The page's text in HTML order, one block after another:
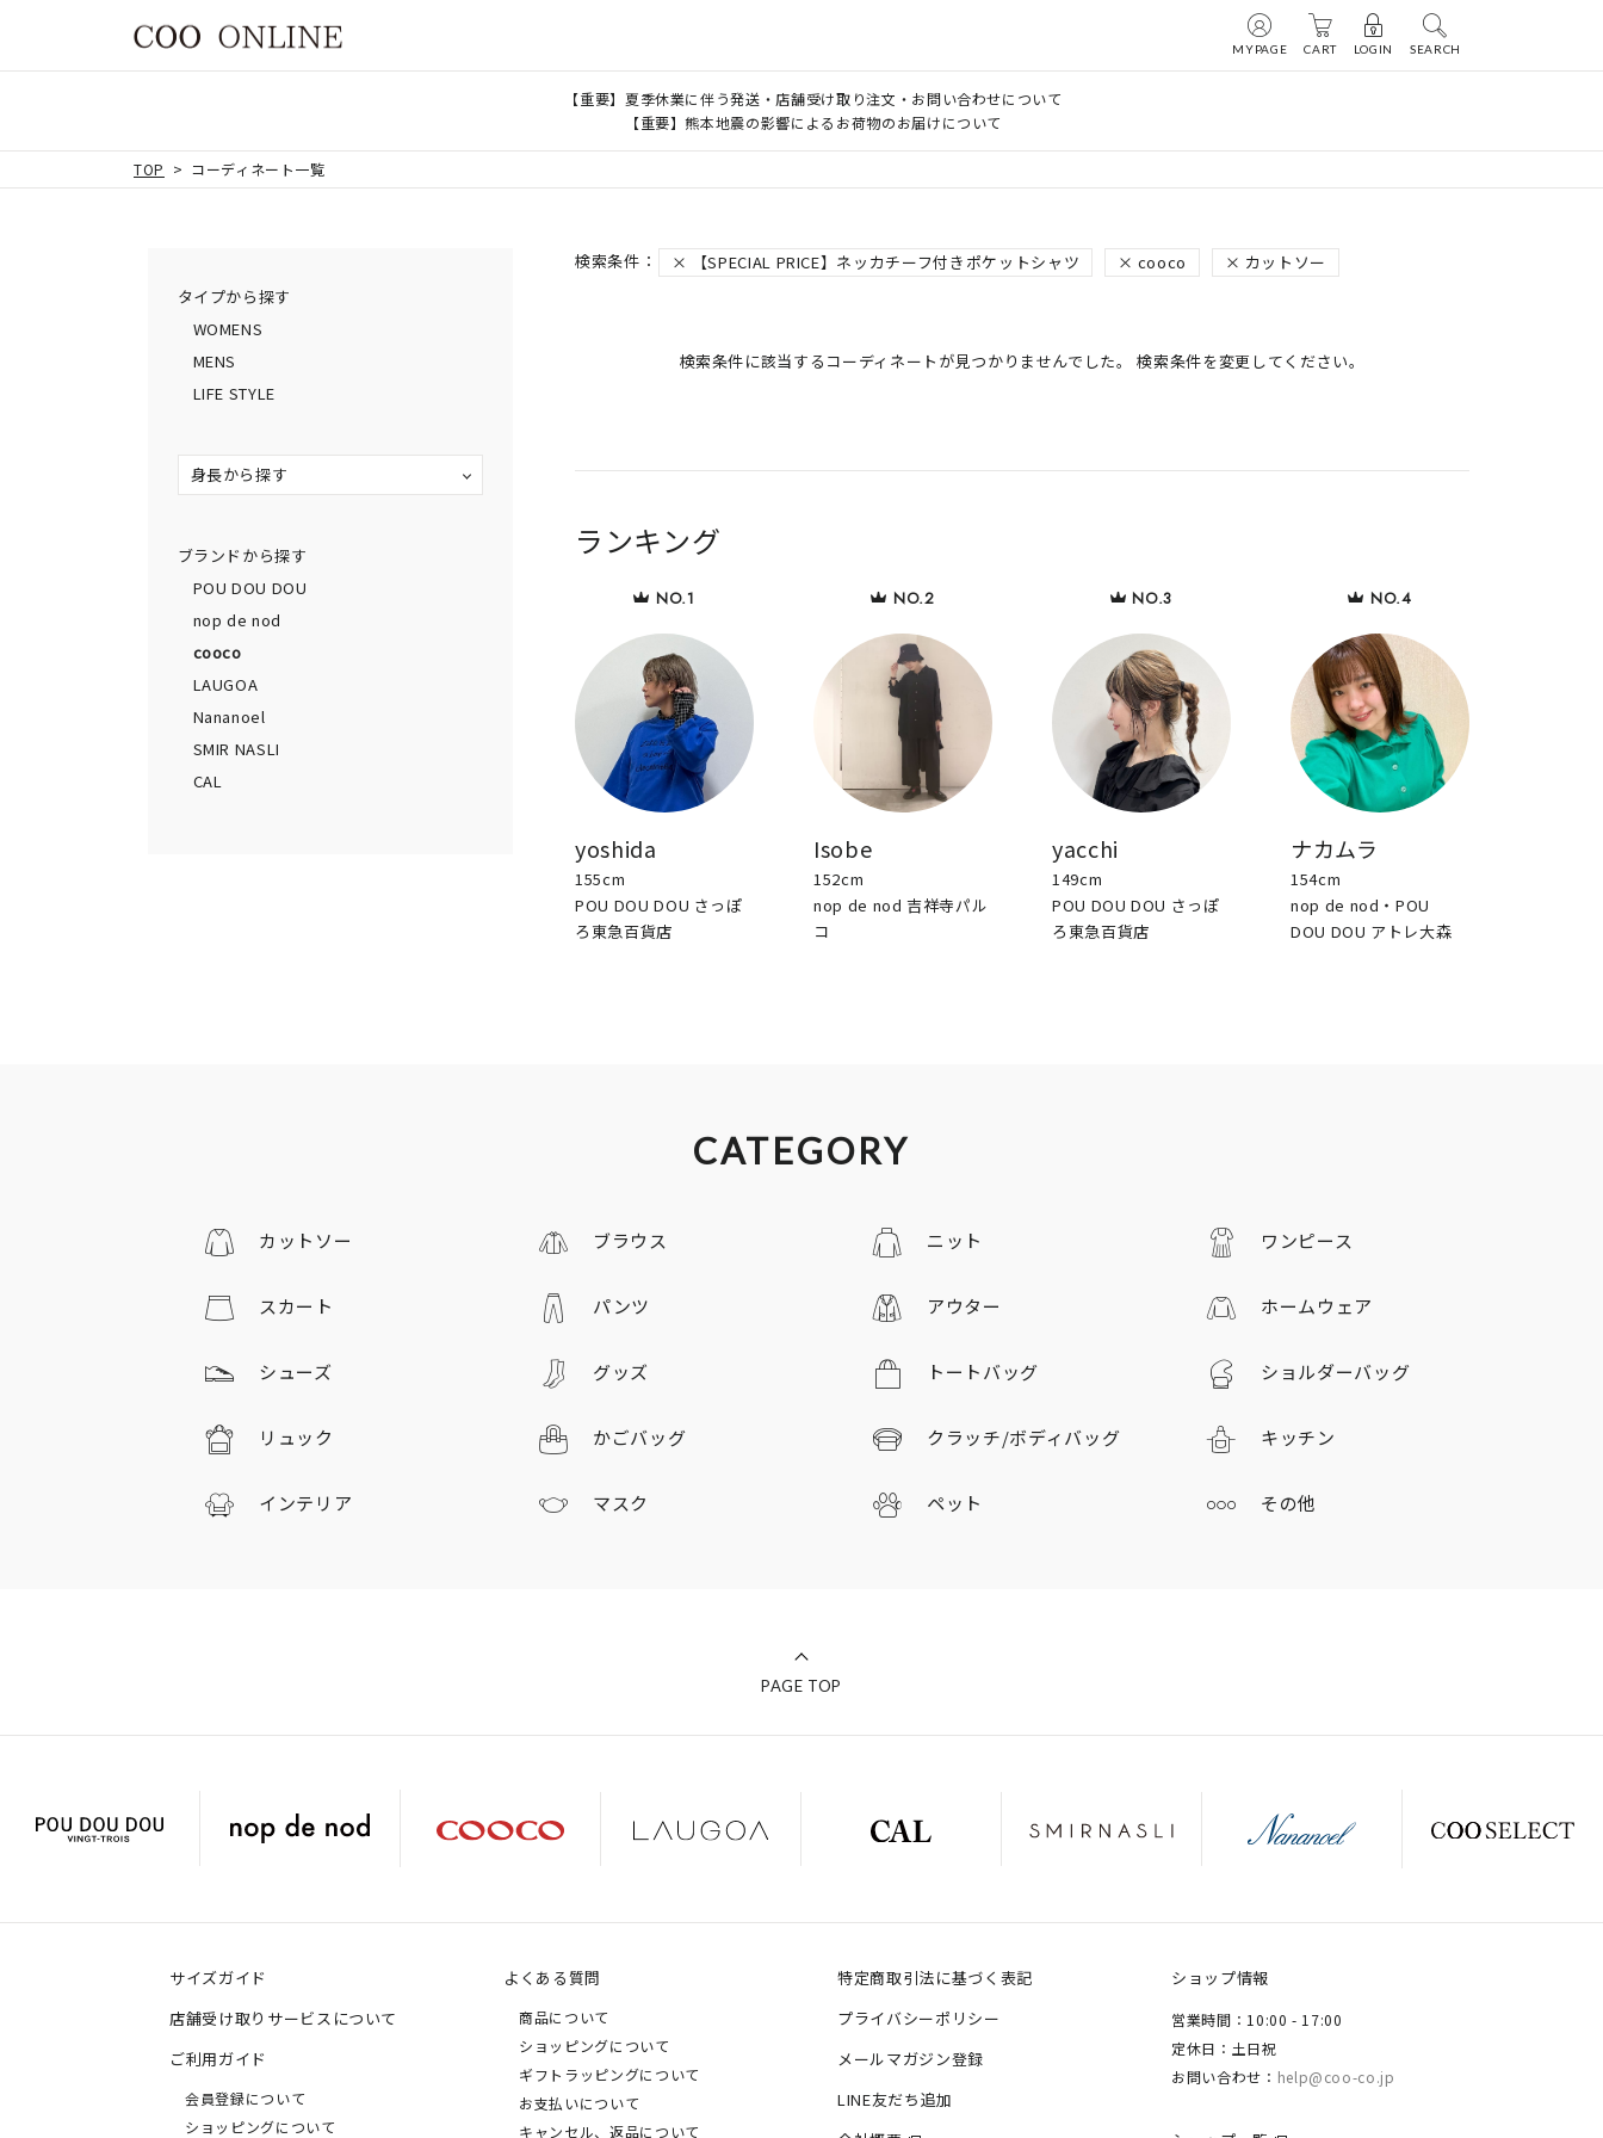
MYPAGE CART LOGIN SEARCH
【重要】夏季休業に伴う発送・店舗受け取り注文・お問い合わせについて
【重要】熊本地震の影響によるお荷物のお届けについて
TOP コーディネート一覧
タイプから探す
WOMENS
MENS
LIFE STYLE
身長から探す
ブランドから探す
POU DOU DOU
nop de nod
cooco
LAUGOA
Nananoel
SMIR NASLI
CAL
【SPECIAL PRICE】ネッカチーフ付きポケットシャツ cooco カットソー
検索条件に該当するコーディネートが見つかりませんでした。 検索条件を変更してください。
ランキング
yoshida
155cm
POU DOU DOU さっぽ
ろ東急百貨店
Isobe
152cm
nop de nod 吉祥寺パル
コ
yacchi
149cm
POU DOU DOU さっぽ
ろ東急百貨店
ナカムラ
154cm
nop de nod・POU
DOU DOU アトレ大森
CATEGORY
カットソー ブラウス ニット ワンピース
スカート パンツ アウター ホームウェア
シューズ グッズ トートバッグ ショルダーバッグ
リュック かごバッグ クラッチ/ボディバッグ キッチン
インテリア マスク ペット その他
PAGE TOP
サイズガイド
店舗受け取りサービスについて
ご利用ガイド
会員登録について
ショッピングについて
よくある質問
商品について
ショッピングについて
ギフトラッピングについて
お支払いについて
キャンセル、返品について
特定商取引法に基づく表記
プライバシーポリシー
メールマガジン登録
LINE友だち追加
ショップ情報
営業時間：10:00 - 17:00
定休日：土日祝
お問い合わせ： help@coo-co.jp